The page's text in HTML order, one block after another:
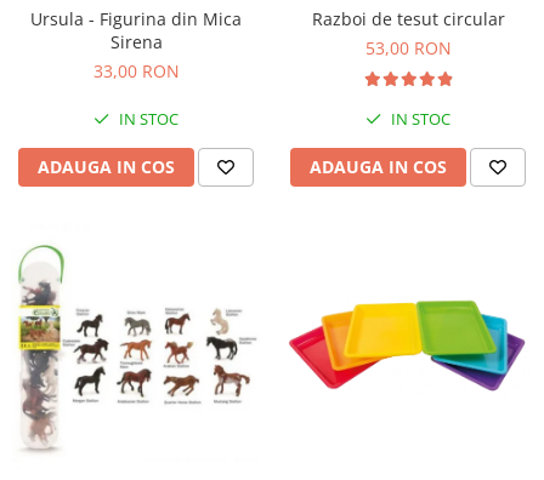
Figurine cu animale domestice
Figurine plus
Jucarii Montessori
Nevoi speciale si sindrom Down
Jucarii cu alfabet
Seturi Numberblocks
Jucarii de motricitate
Jucarii fructe si legume
Puzzle-uri
Puzzle clasic
Puzzle incastru
Ursula - Figurina din Mica
Sirena
33,00 RON
IN STOC
ADAUGA IN COS
Razboi de tesut circular
53,00 RON
IN STOC
ADAUGA IN COS